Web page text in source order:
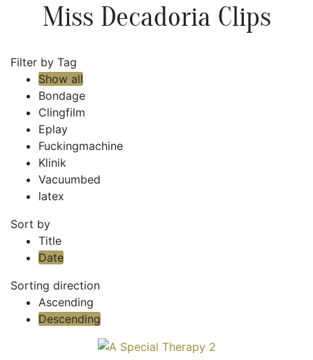
Miss Decadoria Clips
Filter by Tag
Show all
Bondage
Clingfilm
Eplay
Fuckingmachine
Klinik
Vacuumbed
latex
Sort by
Title
Date
Sorting direction
Ascending
Descending